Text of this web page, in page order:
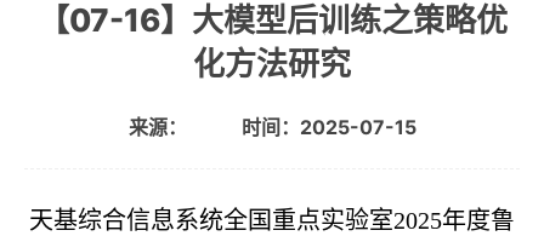
【07-16】大模型后训练之策略优
化方法研究
来源： 时间：2025-07-15
天基综合信息系统全国重点实验室2025年度鲁